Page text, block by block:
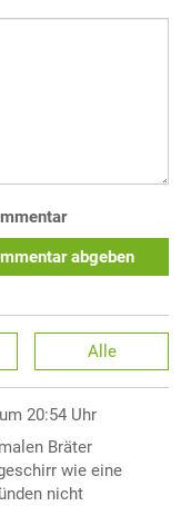
abgeben
Alle
20:54 Uhr
Bräter
wie eine
nicht